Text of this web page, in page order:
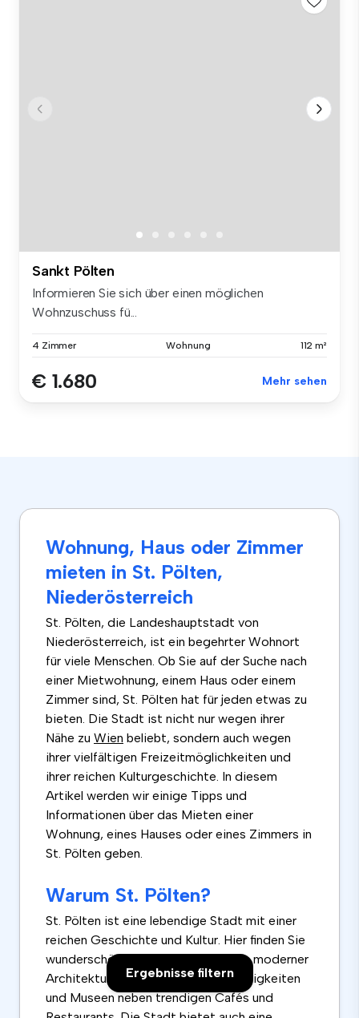
Ergebnisse filtern
Sankt Pölten
Informieren Sie sich über einen möglichen
Wohnzuschuss fü...
4 Zimmer Wohnung 112 m²
€ 1.680 Mehr sehen
Wohnung, Haus oder Zimmer
mieten in St. Pölten,
Niederösterreich
St. Pölten, die Landeshauptstadt von
Niederösterreich, ist ein begehrter Wohnort
für viele Menschen. Ob Sie auf der Suche nach
einer Mietwohnung, einem Haus oder einem
Zimmer sind, St. Pölten hat für jeden etwas zu
bieten. Die Stadt ist nicht nur wegen ihrer
Nähe zu Wien beliebt, sondern auch wegen
ihrer vielfältigen Freizeitmöglichkeiten und
ihrer reichen Kulturgeschichte. In diesem
Artikel werden wir einige Tipps und
Informationen über das Mieten einer
Wohnung, eines Hauses oder eines Zimmers in
St. Pölten geben.
Warum St. Pölten?
St. Pölten ist eine lebendige Stadt mit einer
reichen Geschichte und Kultur. Hier finden Sie
wunderschöne Barockbauten neben moderner
Architektur, historische Sehenswürdigkeiten
und Museen neben trendigen Cafés und